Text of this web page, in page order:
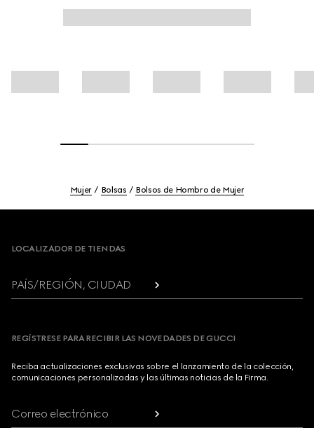
Mujer Bolsas Bolsos de Hombro de Mujer
LOCALIZADOR DE TIENDAS
PAÍS/REGIÓN, CIUDAD
REGÍSTRESE PARA RECIBIR LAS NOVEDADES DE GUCCI
Reciba actualizaciones exclusivas sobre el lanzamiento de la colección,
comunicaciones personalizadas y las últimas noticias de la Firma.
Correo electrónico